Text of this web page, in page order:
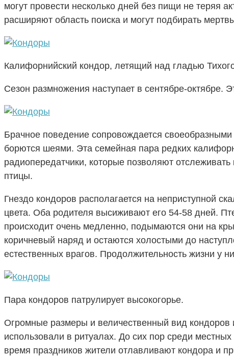
могут провести несколько дней без пищи не теряя
расширяют область поиска и могут подбирать
Калифорнийский кондор, летящий над гладью
Сезон размножения наступает в сентябре-
Брачное поведение сопровождается своеобразными
борются шеями. Эта семейная пара редких
радиопередатчики, которые позволяют
птицы.
Гнездо кондоров располагается на неприступной
цвета. Оба родителя высиживают его 54-58 дней.
происходит очень медленно, подымаются они на
коричневый наряд и остаются холостыми до
естественных врагов. Продолжительность жизни у
Пара кондоров патрулирует высокогорье.
Огромные размеры и величественный вид
использовали в ритуалах. До сих пор среди
время праздников жители отлавливают кондора и